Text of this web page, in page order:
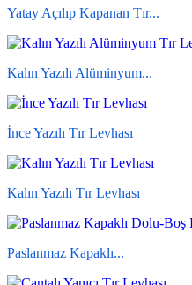
Yatay Açılıp Kapanan Tır...
Kalın Yazılı Alüminyum...
İnce Yazılı Tır Levhası
Kalın Yazılı Tır Levhası
Paslanmaz Kapaklı...